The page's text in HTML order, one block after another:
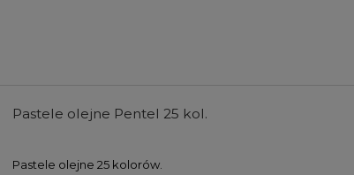
Pastele olejne Pentel 25 kol.
Pastele olejne 25 kolorów.